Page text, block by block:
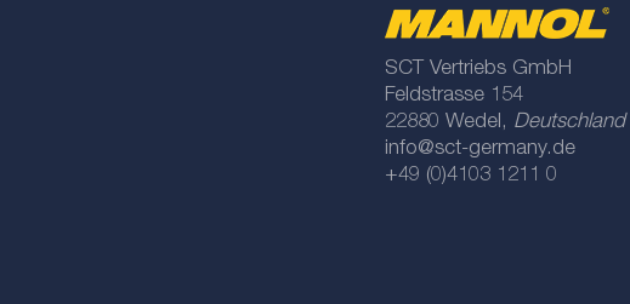
SCT Vertriebs GmbH
Feldstrasse 154
22880 Wedel, Deutschland
info@sct-germany.de
+49 (0)4103 1211 0